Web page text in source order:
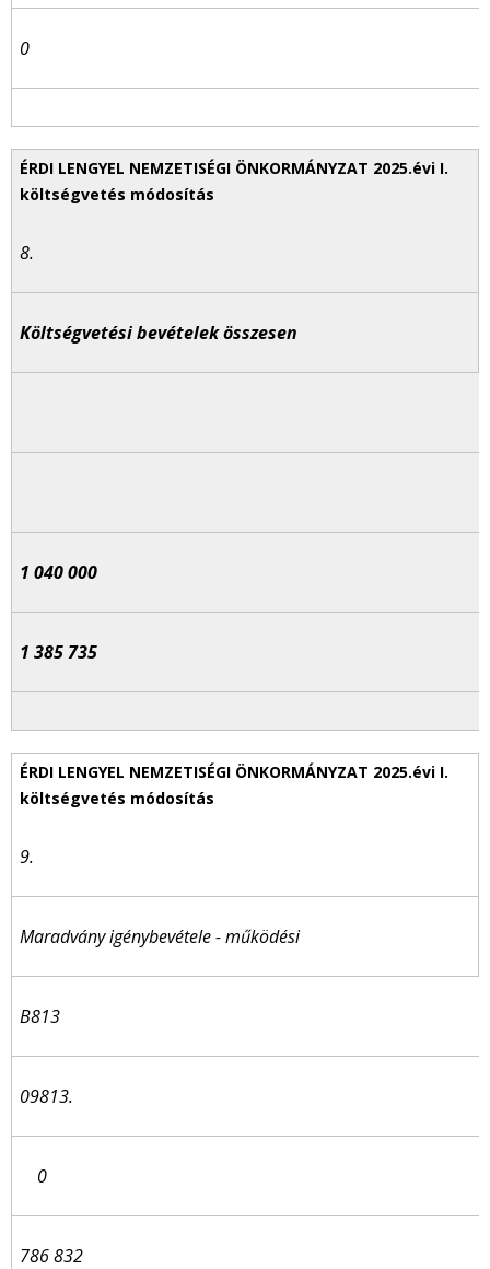
0
8.
Költségvetési bevételek összesen
1 040 000
1 385 735
9.
Maradvány igénybevétele - működési
B813
09813.
0
786 832